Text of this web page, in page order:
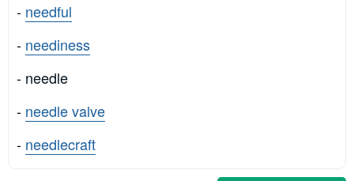
- needful
- neediness
- needle
- needle valve
- needlecraft